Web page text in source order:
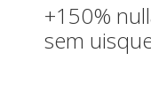
+150%
sem